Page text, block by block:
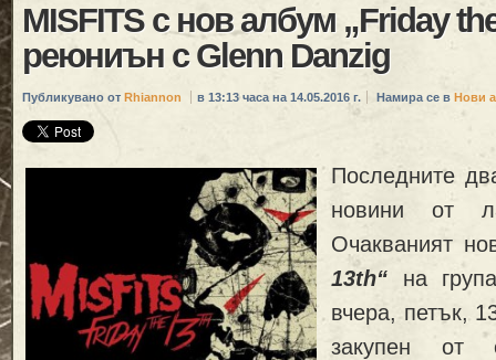
MISFITS с нов албум „Friday
реюниън с Glenn Danzig
Публикувано от Rhiannon в 13:13 часа на 14.05.2016 г. Намира се в Нови
Последните
новини от
Очакваният
13th“
на
вчера, петък,
закупен от